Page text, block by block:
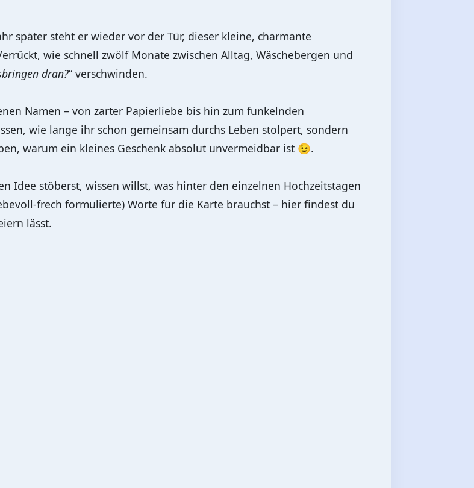
später steht er wieder vor der Tür, dieser kleine, charmante
wie schnell zwölf Monate zwischen Alltag, Wäschebergen und
dran?“ verschwinden.
Namen – von zarter Papierliebe bis hin zum funkelnden
wie lange ihr schon gemeinsam durchs Leben stolpert, sondern
warum ein kleines Geschenk absolut unvermeidbar ist 😉.
Idee stöberst, wissen willst, was hinter den einzelnen Hochzeitstagen
frech formulierte) Worte für die Karte brauchst – hier findest du
lässt.